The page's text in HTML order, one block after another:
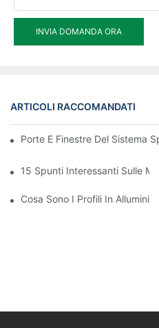
INVIA DOMANDA ORA
ARTICOLI RACCOMANDATI
Porte E Finestre Del Sistema
15 Spunti Interessanti Sulle
Cosa Sono I Profili In Alluminio